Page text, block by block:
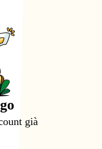
già